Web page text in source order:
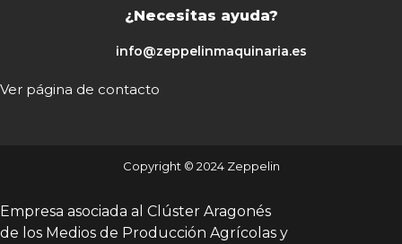
¿Necesitas ayuda?
info@zeppelinmaquinaria.es
Ver página de contacto
Copyright © 2024 Zeppelin
Empresa asociada al Clúster Aragonés
de los Medios de Producción Agrícolas y